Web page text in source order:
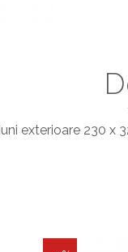
exterioare 230 x